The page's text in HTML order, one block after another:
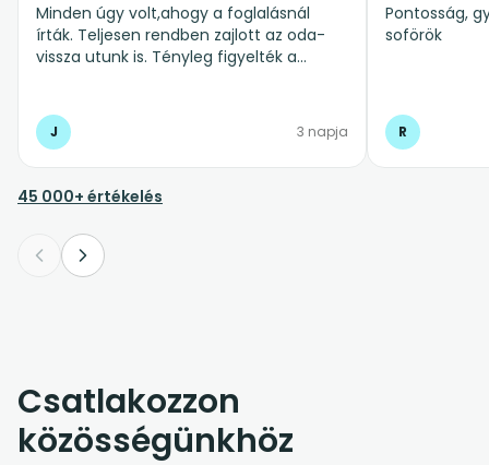
Minden úgy volt,ahogy a foglalásnál
írták. Teljesen rendben zajlott az oda-
vissza utunk is. Tényleg figyelték a
J 3 napja
Pontosság,
soförök
R
45 000+ értékelés
Csatlakozzon
közösségünkhöz